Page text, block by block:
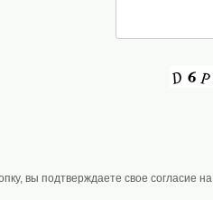
вы подтверждаете свое согласие